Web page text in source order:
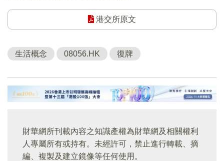
港交所原文
生活概念 08056.HK 復牌
財華網所刊載內容之知識產權為財華網及相關權利
人專屬所有或持有。未經許可，禁止進行轉載、摘
編、複製及建立鏡像等任何使用。